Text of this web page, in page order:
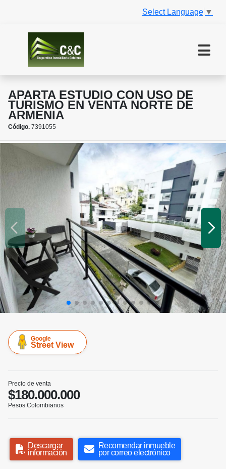
Select Language ▼
APARTA ESTUDIO CON USO DE
TURISMO EN VENTA NORTE DE
ARMENIA
Código. 7391055
Google
Street View
Precio de venta
$180.000.000
Pesos Colombianos
Descargar
información
Recomendar inmueble
por correo electrónico